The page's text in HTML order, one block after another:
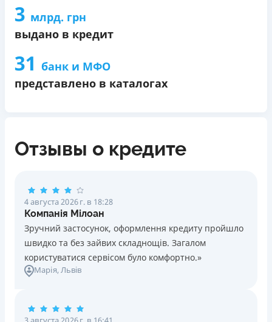
3 млрд. грн
выдано в кредит
31 банк и МФО
представлено в каталогах
Отзывы о кредите
4 августа 2026 г. в 18:28
Компанія Мілоан
Зручний застосунок, оформлення кредиту пройшло
швидко та без зайвих складнощів. Загалом
користуватися сервісом було комфортно.»
Марія, Львів